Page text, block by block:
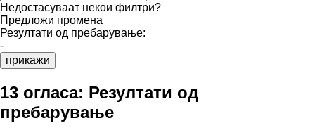
Недостасуваат некои филтри?
Предложи промена
Резултати од пребарување:
-
прикажи
13 огласа: Резултати од
пребарување